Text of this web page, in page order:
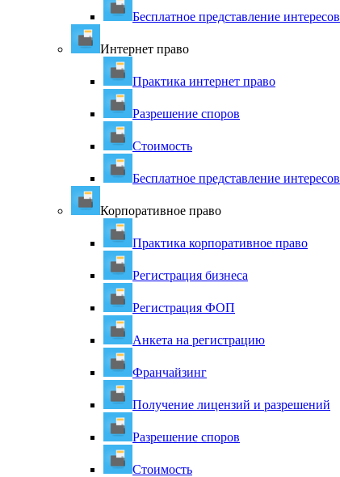
Бесплатное представление интересов
Интернет право
Практика интернет право
Разрешение споров
Стоимость
Бесплатное представление интересов
Корпоративное право
Практика корпоративное право
Регистрация бизнеса
Регистрация ФОП
Анкета на регистрацию
Франчайзинг
Получение лицензий и разрешений
Разрешение споров
Стоимость